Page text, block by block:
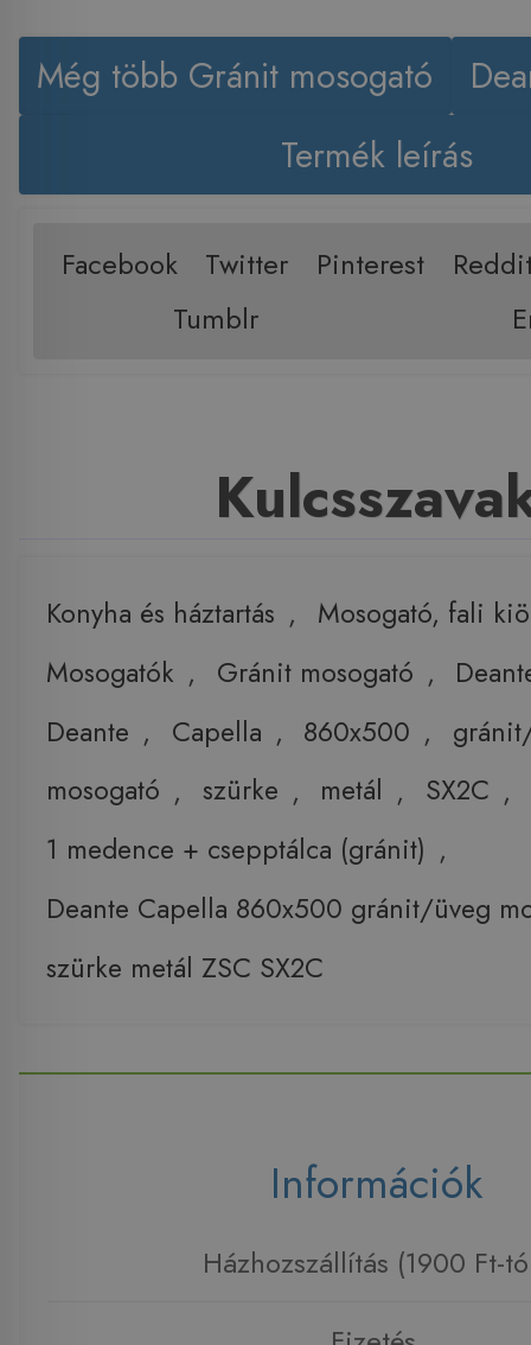
Még több Gránit mosogató
Termék leírás
Facebook Twitter Pinterest
Tumblr
Konyha és háztartás ,
Mosogató, fali
Mosogatók , Gránit mosogató ,
Deante , Capella , 860x500 ,
mosogató , szürke , metál , SX2C ,
1 medence + csepptálca (gránit) ,
Deante Capella 860x500 gránit/üveg
szürke metál ZSC SX2C
Információk
Házhozszállítás (1900 Ft-